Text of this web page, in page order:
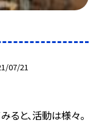
07/21
ると、活動は様々。